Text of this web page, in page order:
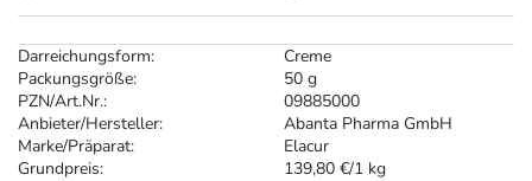
Darreichungsform:
Creme
Packungsgröße:
50 g
PZN/Art.Nr.:
09885000
Anbieter/Hersteller:
Abanta Pharma GmbH
Marke/Präparat:
Elacur
Grundpreis:
139,80 €/1 kg